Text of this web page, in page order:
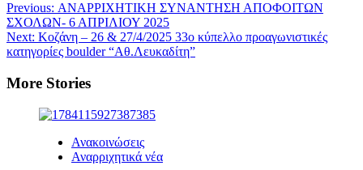
Previous: ΑΝΑΡΡΙΧΗΤΙΚΗ ΣΥΝΑΝΤΗΣΗ ΑΠΟΦΟΙΤΩΝ
ΣΧΟΛΩΝ- 6 ΑΠΡΙΛΙΟΥ 2025
Next: Κοζάνη – 26 & 27/4/2025 33ο κύπελλο προαγωνιστικές
κατηγορίες boulder “Αθ.Λευκαδίτη”
More Stories
Ανακοινώσεις
Αναρριχητικά νέα